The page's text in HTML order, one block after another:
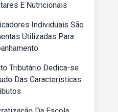
E Nutricionais
Individuais São
Utilizadas Para
Tributário Dedica-se
Das Características